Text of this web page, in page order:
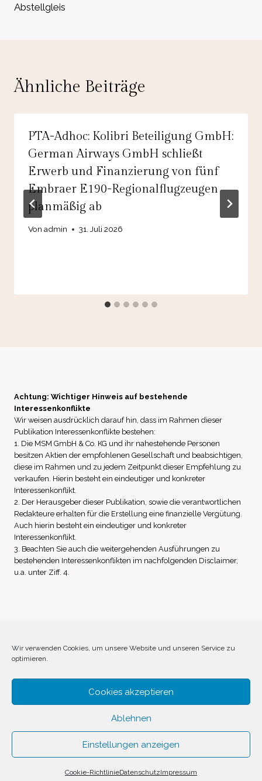
Wir verwenden Cookies, um unsere Website und unseren Service zu
optimieren.
Cookies akzeptieren
Ablehnen
Einstellungen anzeigen
Cookie-RichtlinieDatenschutzImpressum
Abstellgleis
Ähnliche Beiträge
PTA-Adhoc: Kolibri Beteiligung GmbH:
German Airways GmbH schließt
Erwerb und Finanzierung von fünf
Embraer E190-Regionalflugzeugen
planmäßig ab
Von admin 31. Juli 2026
Achtung: Wichtiger Hinweis auf bestehende
Interessenkonflikte
Wir weisen ausdrücklich darauf hin, dass im Rahmen dieser
Publikation Interessenkonflikte bestehen:
1. Die MSM GmbH & Co. KG und ihr nahestehende Personen
besitzen Aktien der empfohlenen Gesellschaft und beabsichtigen,
diese im Rahmen und zu jedem Zeitpunkt dieser Empfehlung zu
verkaufen. Hierin besteht ein eindeutiger und konkreter
Interessenkonflikt.
2. Der Herausgeber dieser Publikation, sowie die verantwortlichen
Redakteure erhalten für die Erstellung eine finanzielle Vergütung.
Auch hierin besteht ein eindeutiger und konkreter
Interessenkonflikt.
3. Beachten Sie auch die weitergehenden Ausführungen zu
bestehenden Interessenkonflikten im nachfolgenden Disclaimer,
u.a. unter Ziff. 4.
Impressum Datenschutz
Disclaimer
© 2026 Invest Inside by